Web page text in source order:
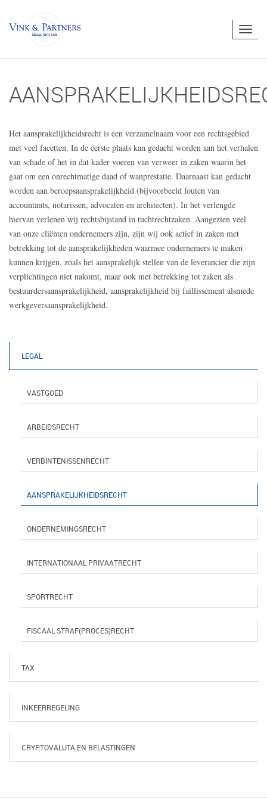
Het aansprakelijkheidsrecht is een verzamelnaam voor een rechtsgebied
met veel facetten. In de eerste plaats kan gedacht worden aan het verhalen
van schade of het in dat kader voeren van verweer in zaken waarin het
gaat om een onrechtmatige daad of wanprestatie. Daarnaast kan gedacht
worden aan beroepsaansprakelijkheid (bijvoorbeeld fouten van
accountants, notarissen, advocaten en architecten). In het verlengde
hiervan verlenen wij rechtsbijstand in tuchtrechtzaken. Aangezien veel
van onze cliënten ondernemers zijn, zijn wij ook actief in zaken met
betrekking tot de aansprakelijkheden waarmee ondernemers te maken
kunnen krijgen, zoals het aansprakelijk stellen van de leverancier die zijn
verplichtingen niet nakomt, maar ook met betrekking tot zaken als
bestuurdersaansprakelijkheid, aansprakelijkheid bij faillissement alsmede
werkgeversaansprakelijkheid.
LEGAL
VASTGOED
ARBEIDSRECHT
VERBINTENISSENRECHT
AANSPRAKELIJKHEIDSRECHT
ONDERNEMINGSRECHT
INTERNATIONAAL PRIVAATRECHT
SPORTRECHT
FISCAAL STRAF(PROCES)RECHT
TAX
INKEERREGELING
CRYPTOVALUTA EN BELASTINGEN